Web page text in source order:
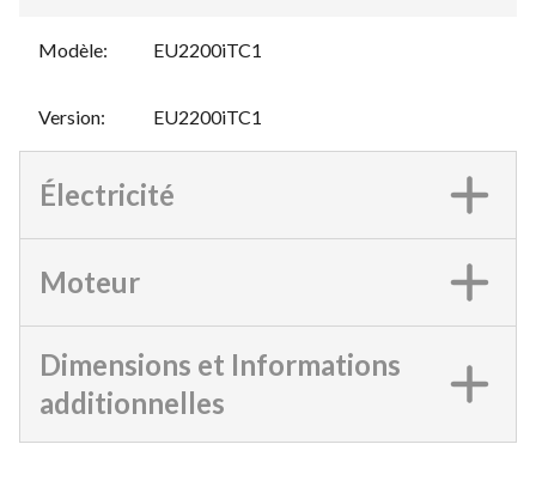
Modèle: EU2200iTC1
Version: EU2200iTC1
Électricité
Moteur
Dimensions et Informations
additionnelles